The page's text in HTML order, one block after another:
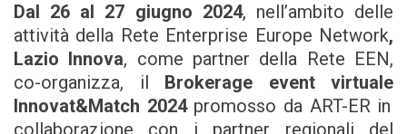
Dal 26 al 27 giugno 2024, nell’ambito delle
attività della Rete Enterprise Europe Network,
Lazio Innova, come partner della Rete EEN,
co-organizza, il Brokerage event virtuale
Innovat&Match 2024 promosso da ART-ER in
collaborazione con i partner regionali del